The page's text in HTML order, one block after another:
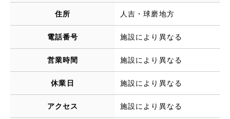
住所 人吉・球磨地方
電話番号 施設により異なる
営業時間 施設により異なる
休業日 施設により異なる
アクセス 施設により異なる